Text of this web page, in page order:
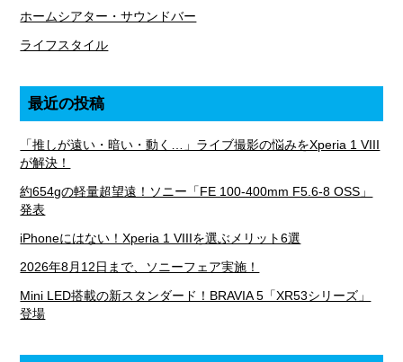
ホームシアター・サウンドバー
ライフスタイル
最近の投稿
「推しが遠い・暗い・動く…」ライブ撮影の悩みをXperia 1 VIII
が解決！
約654gの軽量超望遠！ソニー「FE 100-400mm F5.6-8 OSS」
発表
iPhoneにはない！Xperia 1 VIIIを選ぶメリット6選
2026年8月12日まで、ソニーフェア実施！
Mini LED搭載の新スタンダード！BRAVIA 5「XR53シリーズ」
登場